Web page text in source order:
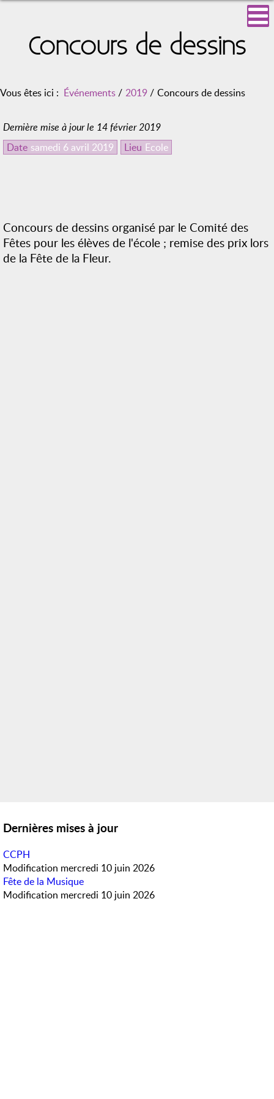
Concours de dessins
Vous êtes ici : Événements / 2019 / Concours de dessins
Dernière mise à jour le 14 février 2019
Date samedi 6 avril 2019 Lieu Ecole
Concours de dessins organisé par le Comité des
Fêtes pour les élèves de l'école ; remise des prix lors
de la Fête de la Fleur.
Dernières mises à jour
CCPH
Modification mercredi 10 juin 2026
Fête de la Musique
Modification mercredi 10 juin 2026